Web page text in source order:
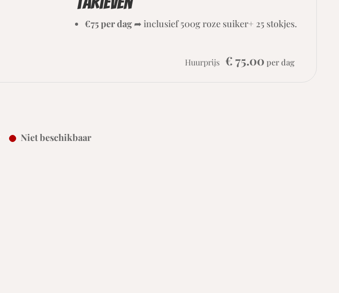
€75 per dag ➦ inclusief 500g roze suiker+ 25 stokjes.
Huurprijs € 75.00 per dag
Niet beschikbaar